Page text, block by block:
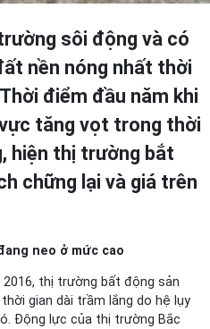
sôi động và có
nền nóng nhất thời
điểm đầu năm khi
tăng vọt trong thời
hiện thị trường bắt
chững lại và giá trên
neo ở mức cao
thị trường bất động sản
gian dài trầm lắng do hệ lụy
Động lực của thị trường Bắc